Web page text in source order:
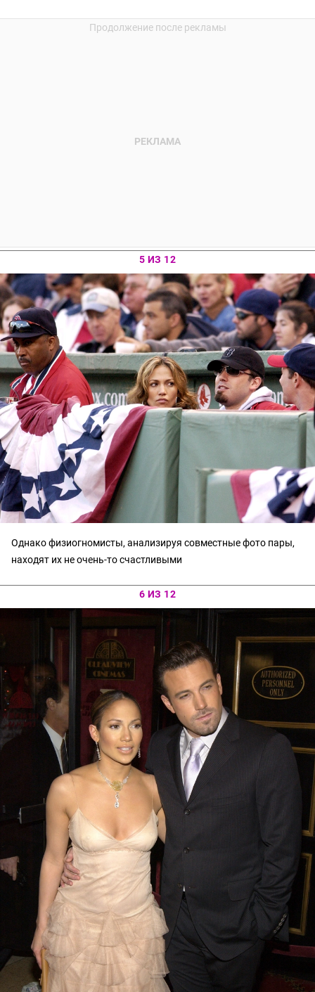
5 ИЗ 12
Однако физиогномисты, анализируя совместные фото пары,
находят их не очень-то счастливыми
6 ИЗ 12